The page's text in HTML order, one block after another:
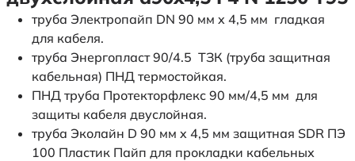
труба Электропайп DN 90 мм x 4,5 мм гладкая
для кабеля.
труба Энергопласт 90/4.5 ТЗК (труба защитная
кабельная) ПНД термостойкая.
ПНД труба Протекторфлекс 90 мм/4,5 мм для
защиты кабеля двуслойная.
труба Эколайн D 90 мм x 4,5 мм защитная SDR ПЭ
100 Пластик Пайп для прокладки кабельных